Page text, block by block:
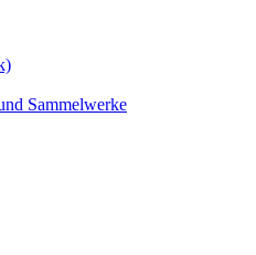
Sammelwerke